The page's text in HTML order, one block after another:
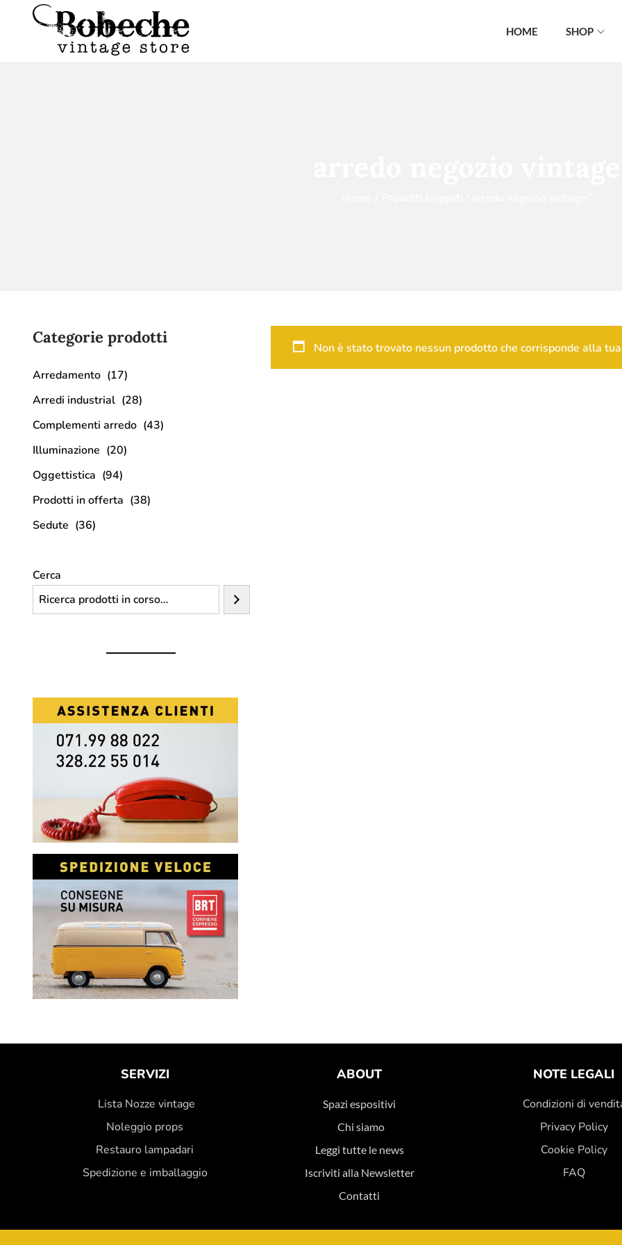
HOME SHOP
Non è stato trovato nessun prodotto che corrisponde alla
Categorie prodotti
Arredamento (17)
Arredi industrial (28)
Complementi arredo (43)
Illuminazione (20)
Oggettistica (94)
Prodotti in offerta (38)
Sedute (36)
Cerca
SERVIZI
Lista Nozze vintage
Noleggio props
Restauro lampadari
Spedizione e imballaggio
ABOUT
Spazi espositivi
Chi siamo
Leggi tutte le news
Iscriviti alla Newsletter
Contatti
NOTE LEGALI
Condizioni di
Privacy Policy
Cookie Policy
FAQ